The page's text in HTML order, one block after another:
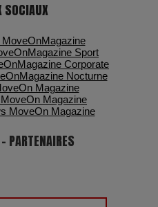
SOCIAUX
PARTENAIRES